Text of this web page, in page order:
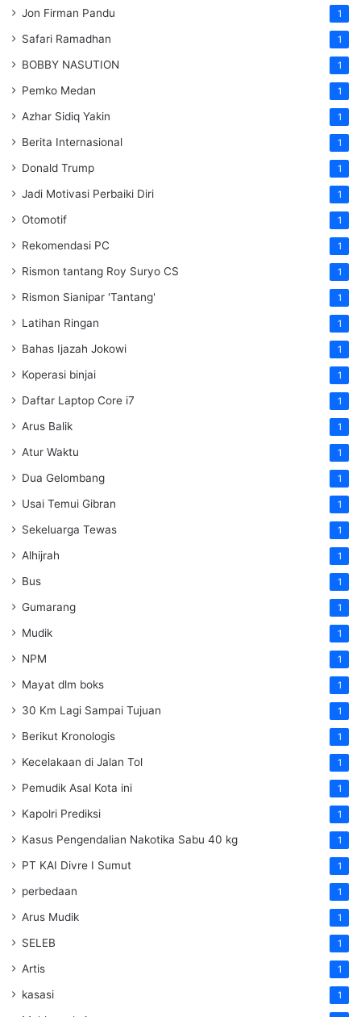
Jon Firman Pandu 1
Safari Ramadhan 1
BOBBY NASUTION 1
Pemko Medan 1
Azhar Sidiq Yakin 1
Berita Internasional 1
Donald Trump 1
Jadi Motivasi Perbaiki Diri 1
Otomotif 1
Rekomendasi PC 1
Rismon tantang Roy Suryo CS 1
Rismon Sianipar 'Tantang' 1
Latihan Ringan 1
Bahas Ijazah Jokowi 1
Koperasi binjai 1
Daftar Laptop Core i7 1
Arus Balik 1
Atur Waktu 1
Dua Gelombang 1
Usai Temui Gibran 1
Sekeluarga Tewas 1
Alhijrah 1
Bus 1
Gumarang 1
Mudik 1
NPM 1
Mayat dlm boks 1
30 Km Lagi Sampai Tujuan 1
Berikut Kronologis 1
Kecelakaan di Jalan Tol 1
Pemudik Asal Kota ini 1
Kapolri Prediksi 1
Kasus Pengendalian Nakotika Sabu 40 kg 1
PT KAI Divre I Sumut 1
perbedaan 1
Arus Mudik 1
SELEB 1
Artis 1
kasasi 1